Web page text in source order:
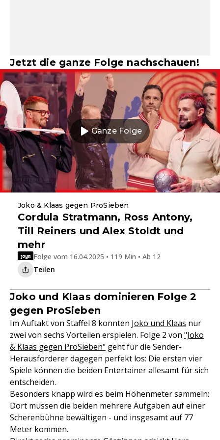
Jetzt die ganze Folge nachschauen!
Ganze Folge
Joko & Klaas gegen ProSieben
Cordula Stratmann, Ross Antony,
Till Reiners und Alex Stoldt und
mehr
Folge vom 16.04.2025 • 119 Min • Ab 12
Teilen
Joko und Klaas dominieren Folge 2
gegen ProSieben
Im Auftakt von Staffel 8 konnten Joko und Klaas nur
zwei von sechs Vorteilen erspielen. Folge 2 von "Joko
& Klaas gegen ProSieben" geht für die Sender-
Herausforderer dagegen perfekt los: Die ersten vier
Spiele können die beiden Entertainer allesamt für sich
entscheiden.
Besonders knapp wird es beim Höhenmeter sammeln:
Dort müssen die beiden mehrere Aufgaben auf einer
Scherenbühne bewältigen - und insgesamt auf 77
Meter kommen.